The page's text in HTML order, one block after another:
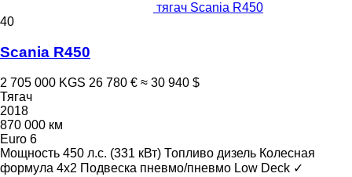
тягач Scania R450
40
Scania R450
2 705 000 KGS 26 780 € ≈ 30 940 $
Тягач
2018
870 000 км
Euro 6
Мощность 450 л.с. (331 кВт) Топливо дизель Колесная
формула 4x2 Подвеска пневмо/пневмо Low Deck ✓